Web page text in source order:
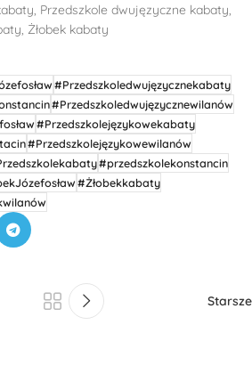
Przedszkole dwujęzyczne kabaty,
Żłobek kabaty
#Przedszkoledwujęzycznekabaty
#Przedszkoledwujęzycznewilanów
#Przedszkolejęzykowekabaty
#Przedszkolejęzykowewilanów
#przedszkolekonstancin
#Żłobekkabaty
Starsze